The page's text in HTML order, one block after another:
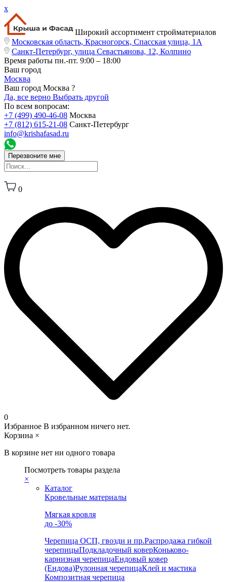
x
Широкий ассортимент стройматериалов
Московская область, Красногорск, Спасская улица, 1А
Санкт-Петербург, улица Севастьянова, 12, Колпино
Время работы пн.-пт. 9:00 – 18:00
Ваш город
Москва
Ваш город Москва ?
Да, все верно Выбрать другой
По всем вопросам:
+7 (499) 490-46-08 Москва
+7 (812) 615-21-08 Санкт-Петербург
info@krishafasad.ru
Перезвоните мне
0
0
Избранное В избранном ничего нет.
Корзина ×
В корзине нет ни одного товара
Посмотреть товары раздела
×
Каталог
Кровельные материалы
Мягкая кровля
до -30%
Черепица ОСП, гвозди и пр.Распродажа гибкой
черепицыПодкладочный коверКоньково-
карнизная черепицаЕндовый ковер
(Ендова)Рулонная черепицаКлей и мастика
Композитная черепица